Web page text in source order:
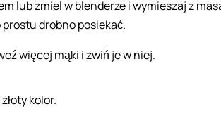
lub zmiel w blenderze i wymieszaj z
drobno posiekać.
więcej mąki i zwiń je w niej.
kolor.